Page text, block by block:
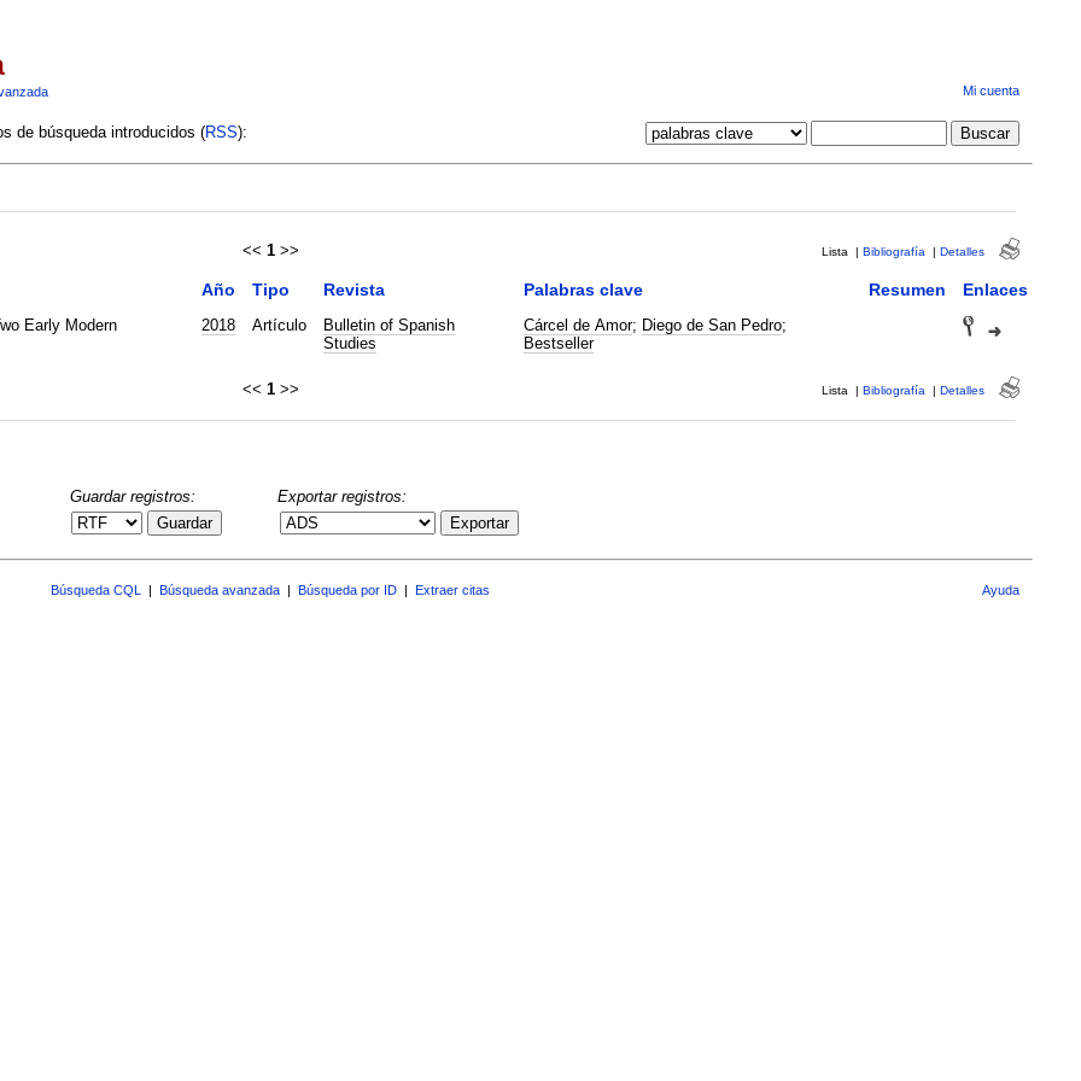
Mi cuenta
de búsqueda introducidos (RSS):
<< 1 >> Lista | Bibliografía | Detalles
Año Tipo Revista Palabras clave Resumen Enlaces
Early Modern
2018 Artículo
Bulletin of Spanish
Studies
Cárcel de Amor; Diego de San Pedro;
Bestseller
<< 1 >> Lista | Bibliografía | Detalles
Guardar registros:
Guardar
Exportar registros:
Exportar
Búsqueda CQL Búsqueda avanzada Búsqueda por ID Extraer citas Ayuda